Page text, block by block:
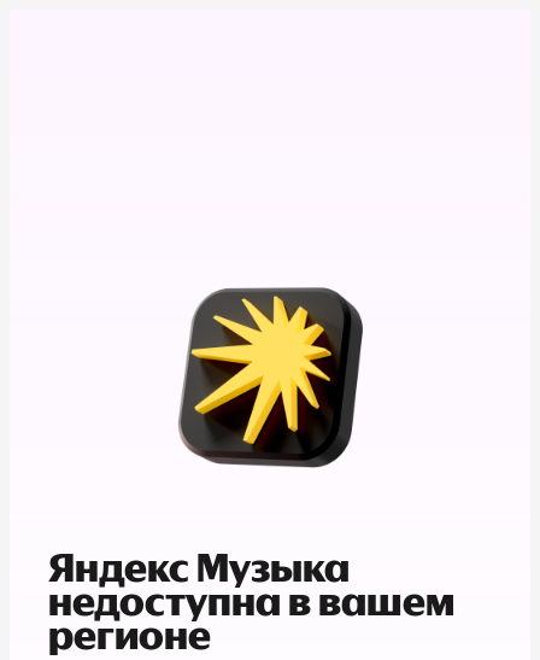
Яндекс Музыка
недоступна в вашем
регионе